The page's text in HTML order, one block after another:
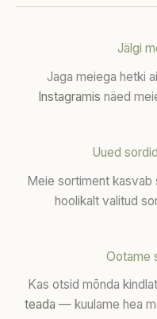
Jälgi
Jaga meiega hetki
Instagramis näed
Uued
Meie sortiment kasvab
hoolikalt valitud
Ootame
Kas otsid mõnda
teada — kuulame hea